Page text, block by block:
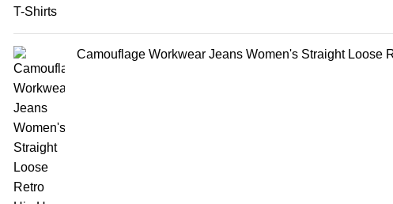
Camouflage Workwear Jeans Women's Straight Loose